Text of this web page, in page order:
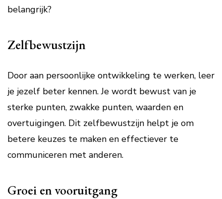
belangrijk?
Zelfbewustzijn
Door aan persoonlijke ontwikkeling te werken, leer
je jezelf beter kennen. Je wordt bewust van je
sterke punten, zwakke punten, waarden en
overtuigingen. Dit zelfbewustzijn helpt je om
betere keuzes te maken en effectiever te
communiceren met anderen.
Groei en vooruitgang